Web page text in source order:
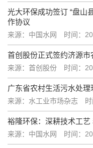
光大环保成功签订 “盘山县
作协议
来源：中国水网 时间：
首创股份正式签约济源
来源：首创股份 时间：
广东省农村生活污水处
来源：水工业市场杂志
裕隆环保：深耕技术工
来源：中国水网 时间：